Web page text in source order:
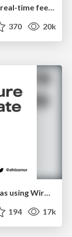
Building Better People: How to give real-time feedback that sticks.
370 20k
Easily Structure & Communicate Ideas using Wireframe
194 17k